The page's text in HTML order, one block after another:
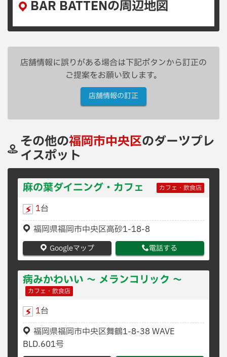
BAR BATTENの周辺地図
店舗情報に誤りがある場合は下記ボタンから訂正の
ご提案をお願い致します。
店舗情報の訂正
その他の福岡市中央区のダーツプレ
イスポット
麻の葉ダイニング・カフェ カフェ・飲食店
1台
福岡県福岡市中央区高砂1-18-8
Googleマップ 電話する
病みかわいい 〜 メランコリック 〜
カフェ・飲食店
1台
福岡県福岡市中央区舞鶴1-8-38 WAVE
BLD.601号